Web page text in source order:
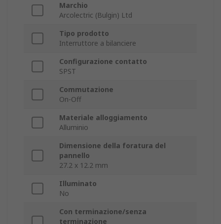
Marchio
Arcolectric (Bulgin) Ltd
Tipo prodotto
Interruttore a bilanciere
Configurazione contatto
SPST
Commutazione
On-Off
Materiale alloggiamento
Alluminio
Dimensione della foratura del
pannello
27.2 x 12.2 mm
Illuminato
No
Con terminazione/senza
terminazione